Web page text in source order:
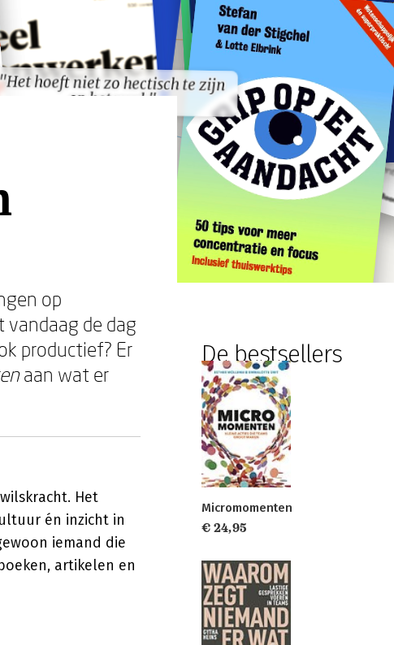
hoeft niet zo hectisch te zijn
op het werk"
hoeft niet zo hectisch te zijn
op het werk"
op
de dag
productief? Er
aan wat er
Het
én inzicht in
iemand die
artikelen en
De bestsellers
Micromomenten
€ 24,95